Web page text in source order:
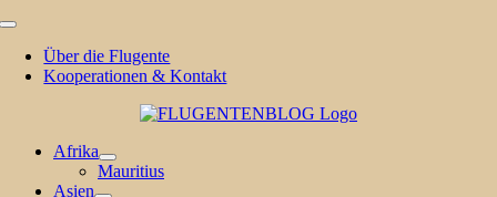
Zum
springen
Toggle
NavigationÜber die Flugente
Kooperationen & Kontakt
Afrika
Mauritius
Asien